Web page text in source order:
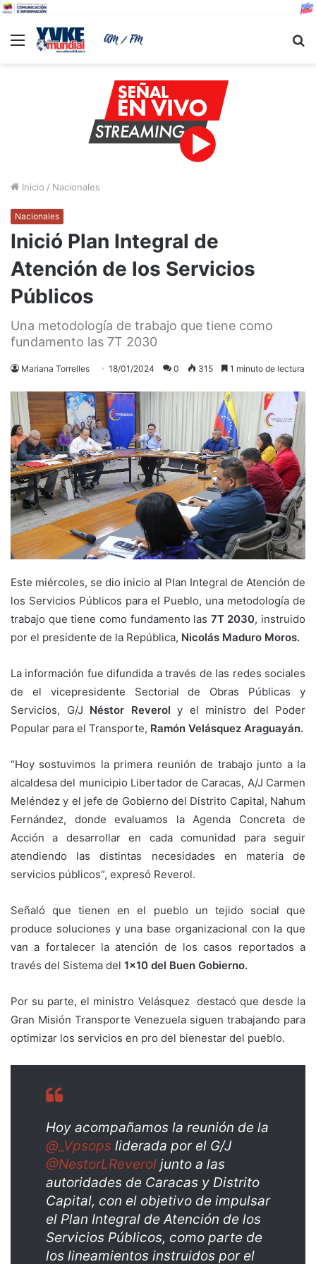
Menu
Inicio / Nacionales
Nacionales
Inició Plan Integral de
Atención de los Servicios
Públicos
Una metodología de trabajo que tiene como
fundamento las 7T 2030
Mariana Torrelles 18/01/2024 0 315 1 minuto de lectura
Este miércoles, se dio inicio al Plan Integral de Atención de
los Servicios Públicos para el Pueblo, una metodología de
trabajo que tiene como fundamento las 7T 2030, instruido
por el presidente de la República, Nicolás Maduro Moros.
La información fue difundida a través de las redes sociales
de el vicepresidente Sectorial de Obras Públicas y
Servicios, G/J Néstor Reverol y el ministro del Poder
Popular para el Transporte, Ramón Velásquez Araguayán.
“Hoy sostuvimos la primera reunión de trabajo junto a la
alcaldesa del municipio Libertador de Caracas, A/J Carmen
Meléndez y el jefe de Gobierno del Distrito Capital, Nahum
Fernández, donde evaluamos la Agenda Concreta de
Acción a desarrollar en cada comunidad para seguir
atendiendo las distintas necesidades en materia de
servicios públicos”, expresó Reverol.
Señaló que tienen en el pueblo un tejido social que
produce soluciones y una base organizacional con la que
van a fortalecer la atención de los casos reportados a
través del Sistema del 1×10 del Buen Gobierno.
Por su parte, el ministro Velásquez destacó que desde la
Gran Misión Transporte Venezuela siguen trabajando para
optimizar los servicios en pro del bienestar del pueblo.
Hoy acompañamos la reunión de la
@_Vpsops liderada por el G/J
@NestorLReverol junto a las
autoridades de Caracas y Distrito
Capital, con el objetivo de impulsar
el Plan Integral de Atención de los
Servicios Públicos, como parte de
los lineamientos instruidos por el